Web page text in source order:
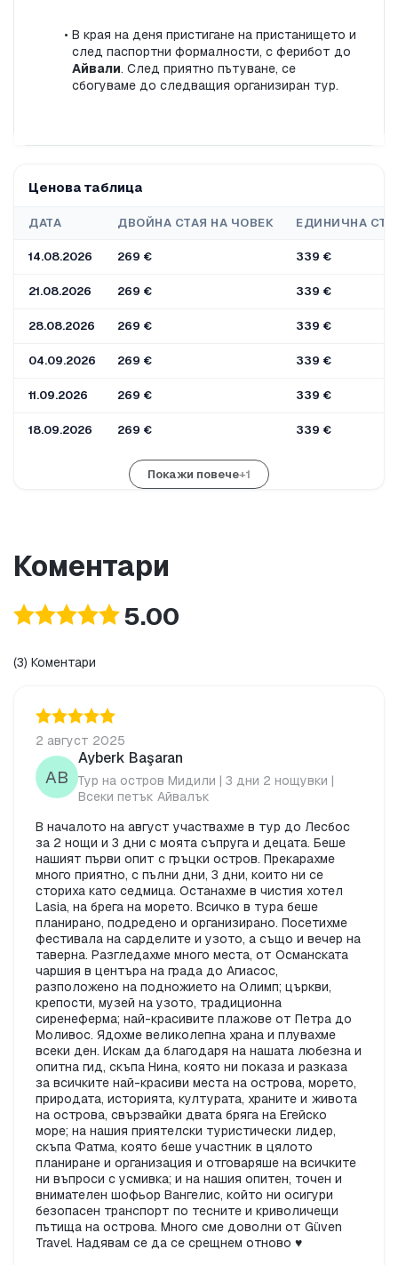
В края на деня пристигане на пристанището и
Айвали. След приятно пътуване, се
сбогуваме до следващия организиран тур.
Ценова таблица
ДАТА ДВОЙНА СТАЯ НА ЧОВЕК ЕДИНИЧНА
14.08.2026 269 € 339 €
21.08.2026 269 € 339 €
28.08.2026 269 € 339 €
04.09.2026 269 € 339 €
11.09.2026 269 € 339 €
18.09.2026 269 € 339 €
Покажи повече+1
Коментари
5.00
(3) Коментари
2 август 2025
AB
Ayberk Başaran
Тур на остров Мидили | 3 дни 2 нощувки |
Всеки петък Айвалък
В началото на август участвахме в тур до Лесбос
за 2 нощи и 3 дни с моята съпруга и децата. Беше
нашият първи опит с гръцки остров. Прекарахме
много приятно, с пълни дни, 3 дни, които ни се
сториха като седмица. Останахме в чистия хотел
Lasia, на брега на морето. Всичко в тура беше
планирано, подредено и организирано. Посетихме
фестивала на сарделите и узото, а също и вечер на
таверна. Разгледахме много места, от Османската
чаршия в центъра на града до Агиасос,
разположено на подножието на Олимп; църкви,
крепости, музей на узото, традиционна
сиренеферма; най-красивите плажове от Петра до
Моливос. Ядохме великолепна храна и плувахме
всеки ден. Искам да благодаря на нашата любезна и
опитна гид, скъпа Нина, която ни показа и разказа
за всичките най-красиви места на острова, морето,
природата, историята, културата, храните и живота
на острова, свързвайки двата бряга на Егейско
море; на нашия приятелски туристически лидер,
скъпа Фатма, която беше участник в цялото
планиране и организация и отговаряше на всичките
ни въпроси с усмивка; и на нашия опитен, точен и
внимателен шофьор Вангелис, който ни осигури
безопасен транспорт по тесните и криволичещи
пътища на острова. Много сме доволни от Güven
Travel. Надявам се да се срещнем отново ♥️